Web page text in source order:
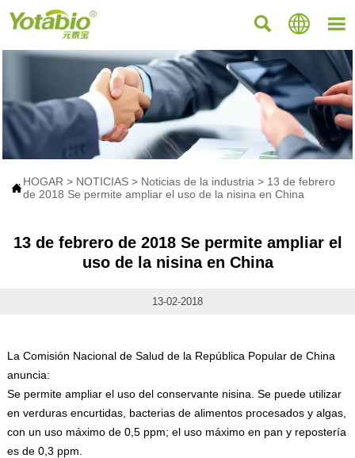
  
HOGAR > NOTICIAS > Noticias de la industria > 13 de febrero
de 2018 Se permite ampliar el uso de la nisina en China
13 de febrero de 2018 Se permite ampliar el
uso de la nisina en China
13-02-2018
La Comisión Nacional de Salud de la República Popular de China
anuncia:
Se permite ampliar el uso del conservante nisina. Se puede utilizar
en verduras encurtidas, bacterias de alimentos procesados y algas,
con un uso máximo de 0,5 ppm; el uso máximo en pan y repostería
es de 0,3 ppm.